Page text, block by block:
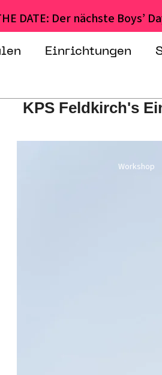
DATE: Der nächste Boys’
Einrichtungen
KPS Feldkirch's
Workshop